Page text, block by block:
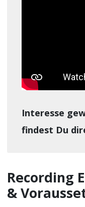
Interesse
findest Du
Recording
&